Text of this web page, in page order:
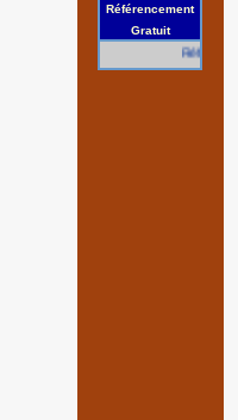
Référencement
Gratuit
Référencez